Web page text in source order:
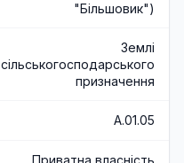
"Більшовик")
Землі
сільськогосподарського
призначення
A.01.05
Приватна власність